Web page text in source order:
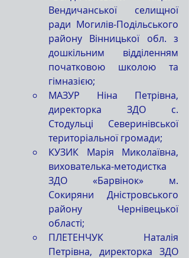
Вендичанської селищної
ради Могилів-Подільського
району Вінницької обл. з
дошкільним відділенням
початковою школою та
гімназією;
МАЗУР Ніна Петрівна,
директорка ЗДО с.
Стодульці Северинівської
територіальної громади;
КУЗИК Марія Миколаївна,
вихователька-методистка
ЗДО «Барвінок» м.
Сокиряни Дністровського
району Чернівецької
області;
ПЛЕТЕНЧУК Наталія
Петрівна, директорка ЗДО